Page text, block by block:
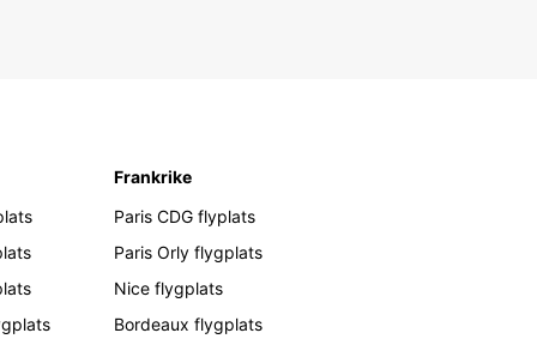
Frankrike
Paris CDG flyplats
Paris Orly flygplats
Nice flygplats
Bordeaux flygplats